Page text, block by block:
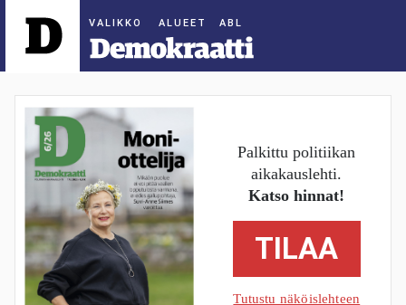
ALUEET
Palkittu politiikan
aikakauslehti.
Katso hinnat!
TILAA
Tutustu näköislehteen